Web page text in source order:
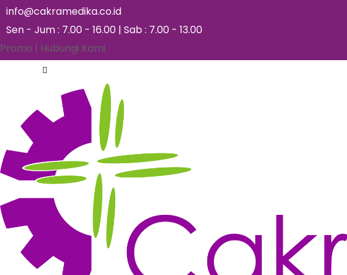
info@cakramedika.co.id
Sen - Jum : 7.00 - 16.00 | Sab : 7.00 - 13.00
Promo | Hubungi Kami